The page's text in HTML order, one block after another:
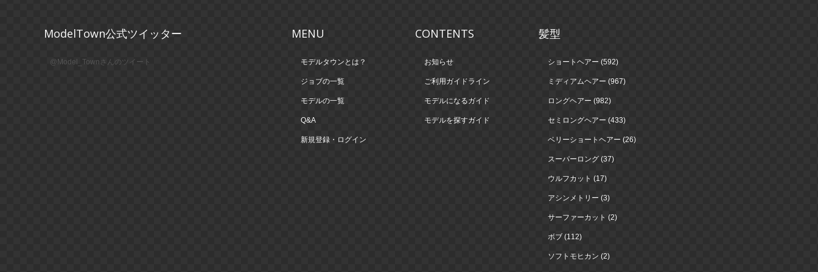
ModelTown公式ツイッター
@Model_Townさんのツイート
MENU
モデルタウンとは？
ジョブの一覧
モデルの一覧
Q&A
新規登録・ログイン
CONTENTS
お知らせ
ご利用ガイドライン
モデルになるガイド
モデルを探すガイド
髪型
ショートヘアー (592)
ミディアムヘアー (967)
ロングヘアー (982)
セミロングヘアー (433)
ベリーショートヘアー (26)
スーパーロング (37)
ウルフカット (17)
アシンメトリー (3)
サーファーカット (2)
ボブ (112)
ソフトモヒカン (2)